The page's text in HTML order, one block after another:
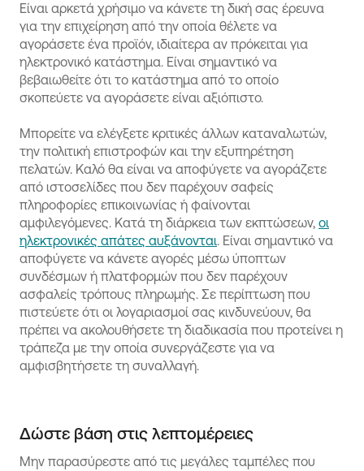
Είναι αρκετά χρήσιμο να κάνετε τη δική σας έρευνα
για την επιχείρηση από την οποία θέλετε να
αγοράσετε ένα προϊόν, ιδιαίτερα αν πρόκειται για
ηλεκτρονικό κατάστημα. Είναι σημαντικό να
βεβαιωθείτε ότι το κατάστημα από το οποίο
σκοπεύετε να αγοράσετε είναι αξιόπιστο.
Μπορείτε να ελέγξετε κριτικές άλλων καταναλωτών,
την πολιτική επιστροφών και την εξυπηρέτηση
πελατών. Καλό θα είναι να αποφύγετε να αγοράζετε
από ιστοσελίδες που δεν παρέχουν σαφείς
πληροφορίες επικοινωνίας ή φαίνονται
αμφιλεγόμενες. Κατά τη διάρκεια των εκπτώσεων, οι
ηλεκτρονικές απάτες αυξάνονται. Είναι σημαντικό να
αποφύγετε να κάνετε αγορές μέσω ύποπτων
συνδέσμων ή πλατφορμών που δεν παρέχουν
ασφαλείς τρόπους πληρωμής. Σε περίπτωση που
πιστεύετε ότι οι λογαριασμοί σας κινδυνεύουν, θα
πρέπει να ακολουθήσετε τη διαδικασία που προτείνει η
τράπεζα με την οποία συνεργάζεστε για να
αμφισβητήσετε τη συναλλαγή.
Δώστε βάση στις λεπτομέρειες
Μην παρασύρεστε από τις μεγάλες ταμπέλες που